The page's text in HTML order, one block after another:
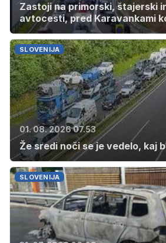
Zastoji na primorski, štajerski
avtocesti, pred Karavankami
SLOVENIJA
01. 08. 2026 07.53
Že sredi noči se je vedelo, kaj
SLOVENIJA